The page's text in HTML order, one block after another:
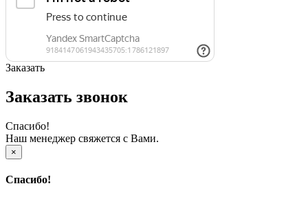
Заказать
Заказать звонок
Спасибо!
Наш менеджер свяжется с Вами.
×
Спасибо!